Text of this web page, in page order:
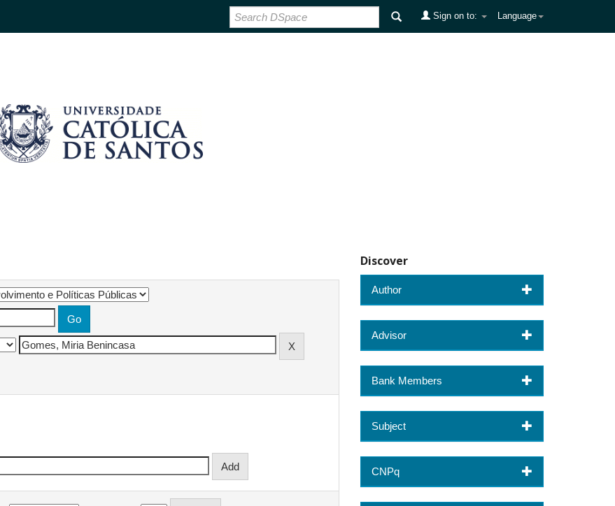
Language
Sign on to:
Discover
Author
Advisor
Bank Members
Subject
CNPq